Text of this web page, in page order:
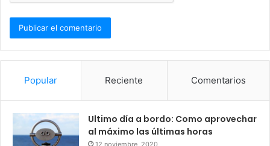
Popular Reciente Comentarios
Ultimo día a bordo: Como aprovechar
al máximo las últimas horas
12 noviembre, 2020